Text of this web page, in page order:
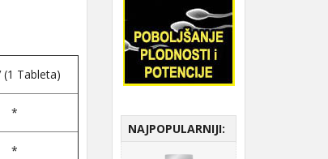
(1 Tableta)
*
*
NAJPOPULARNIJI: